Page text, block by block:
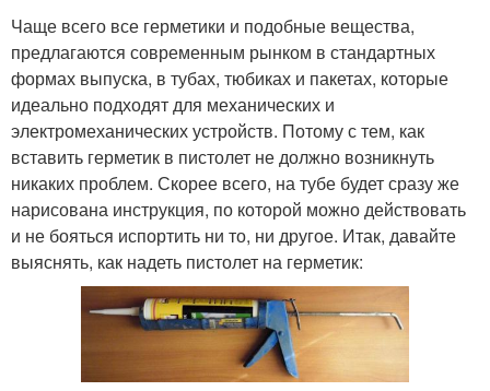
Чаще всего все герметики и подобные вещества,
предлагаются современным рынком в стандартных
формах выпуска, в тубах, тюбиках и пакетах, которые
идеально подходят для механических и
электромеханических устройств. Потому с тем, как
вставить герметик в пистолет не должно возникнуть
никаких проблем. Скорее всего, на тубе будет сразу же
нарисована инструкция, по которой можно действовать
и не бояться испортить ни то, ни другое. Итак, давайте
выяснять, как надеть пистолет на герметик: